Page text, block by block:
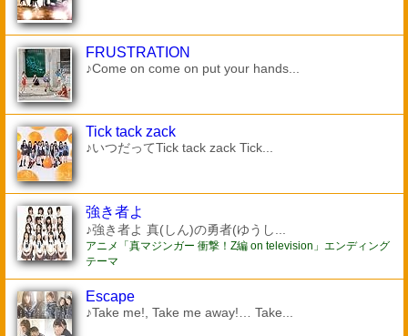
FRUSTRATION
♪Come on come on put your hands...
Tick tack zack
♪いつだってTick tack zack Tick...
強き者よ
♪強き者よ 真(しん)の勇者(ゆうし...
アニメ「真マジンガー 衝撃！Z編 on television」エンディング
テーマ
Escape
♪Take me!, Take me away!… Take...